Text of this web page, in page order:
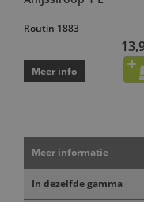
Routin 1883
Meer info
Meer informatie
In dezelfde gamma